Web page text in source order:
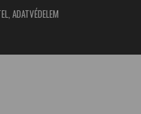
ADATVÉDELEM